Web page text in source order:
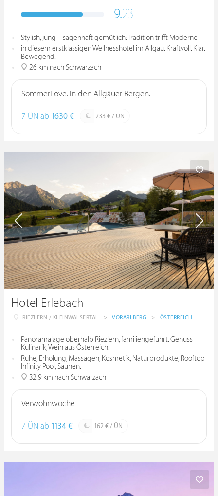
9.23
Stylish, jung – sagenhaft gemütlich: Tradition trifft Moderne
in diesem erstklassigen Wellnesshotel im Allgäu. Kraftvoll. Klar.
Bewegend.
26 km nach Schwarzach
SommerLove. In den Allgäuer Bergen.
7 ÜN ab 1630 € 233 € / ÜN
Hotel Erlebach
RIEZLERN / KLEINWALSERTAL > VORARLBERG > ÖSTERREICH
Panoramalage oberhalb Riezlern, familiengeführt. Genuss
Kulinarik, Wein aus Österreich.
Ruhe, Erholung, Massagen, Kosmetik, Naturprodukte, Rooftop
Infinity Pool, Saunen.
32.9 km nach Schwarzach
Verwöhnwoche
7 ÜN ab 1134 € 162 € / ÜN